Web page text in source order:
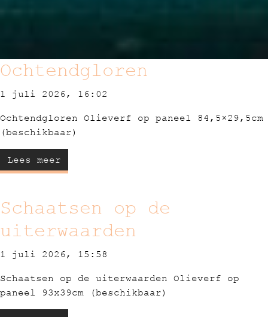
Ochtendgloren
1 juli 2026, 16:02
Ochtendgloren Olieverf op paneel 84,5×29,5cm
(beschikbaar)
Lees meer
Schaatsen op de
uiterwaarden
1 juli 2026, 15:58
Schaatsen op de uiterwaarden Olieverf op
paneel 93x39cm (beschikbaar)